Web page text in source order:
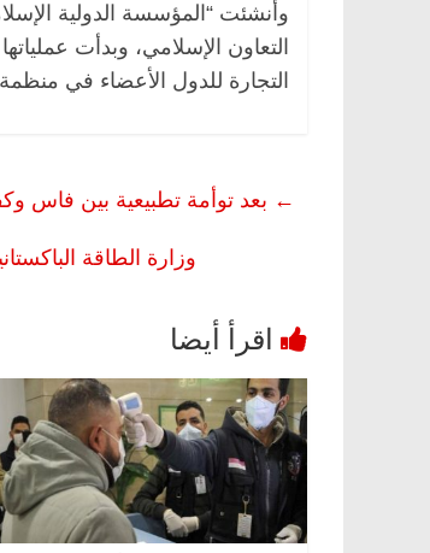
وأُنشئت “المؤسسة الدولية
التجارة للدول الأعضاء في
← بعد توأمة تطبيعية بين فاس
وزارة الطاقة
للحرية (بروفايل)
26 يناير، 2026
فاروق.. خبير اقتصادي
بذكرى ميلاده وحيداً على أبواب